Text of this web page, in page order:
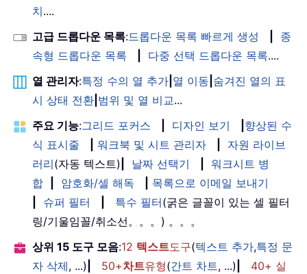
치....
고급 드롭다운 목록:드롭다운 목록 빠르게 생성
종
속형 드롭다운 목록
다중 선택 드롭다운 목록....
열 관리자:특정 수의 열 추가 열 이동 숨겨진 열의 표
시 상태 전환 범위 및 열 비교...
주요 기능:그리드 포커스 디자인 보기
향상된 수
식 표시줄
워크북 및 시트 관리자
자원 라이브
러리(자동 텍스트) 날짜 선택기
워크시트 병
합
암호화/셀 해독
목록으로 이메일 보내기
슈퍼 필터 특수 필터(굵은 글꼴이 있는 셀 필터
링/기울임꼴/취소선。。。) 。。。
상위 15 도구 모음:12 텍스트도구(텍스트 추가,특정 문
자 삭제, ...) 50+차트유형(간트 차트, ...)
40+ 실